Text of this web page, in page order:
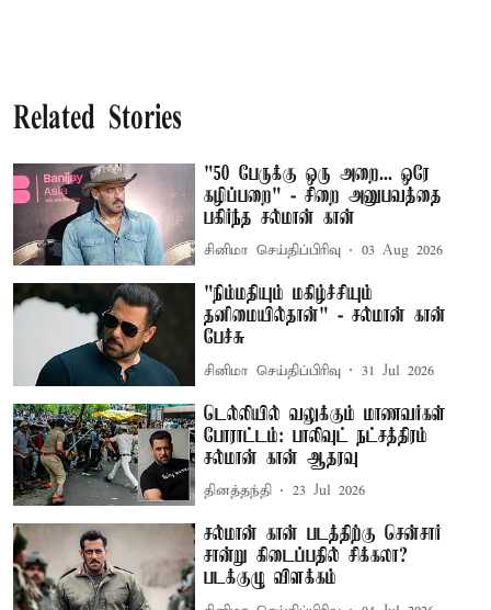
Related Stories
"50 பேருக்கு ஒரு அறை... ஒரே
கழிப்பறை" - சிறை அனுபவத்தை
பகிர்ந்த சல்மான் கான்
சினிமா செய்திப்பிரிவு 03 Aug 2026
"நிம்மதியும் மகிழ்ச்சியும்
தனிமையில்தான்" - சல்மான் கான்
பேச்சு
சினிமா செய்திப்பிரிவு 31 Jul 2026
டெல்லியில் வலுக்கும் மாணவர்கள்
போராட்டம்: பாலிவுட் நட்சத்திரம்
சல்மான் கான் ஆதரவு
தினத்தந்தி 23 Jul 2026
சல்மான் கான் படத்திற்கு சென்சார்
சான்று கிடைப்பதில் சிக்கலா?
படக்குழு விளக்கம்